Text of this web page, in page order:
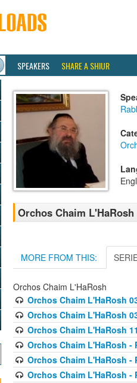
SPEAKERS SHARE A SHIUR
Orchos Chaim
MORE FROM THIS:
Orchos Chaim L'HaRosh
Orchos Chaim L'HaRosh
Orchos Chaim L'HaRosh
Orchos Chaim L'HaRosh
Orchos Chaim L'HaRosh -
Orchos Chaim L'HaRosh -
Orchos Chaim L'HaRosh -